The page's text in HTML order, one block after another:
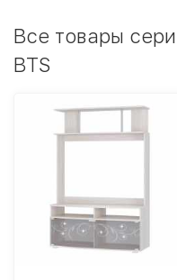
Все товары
BTS